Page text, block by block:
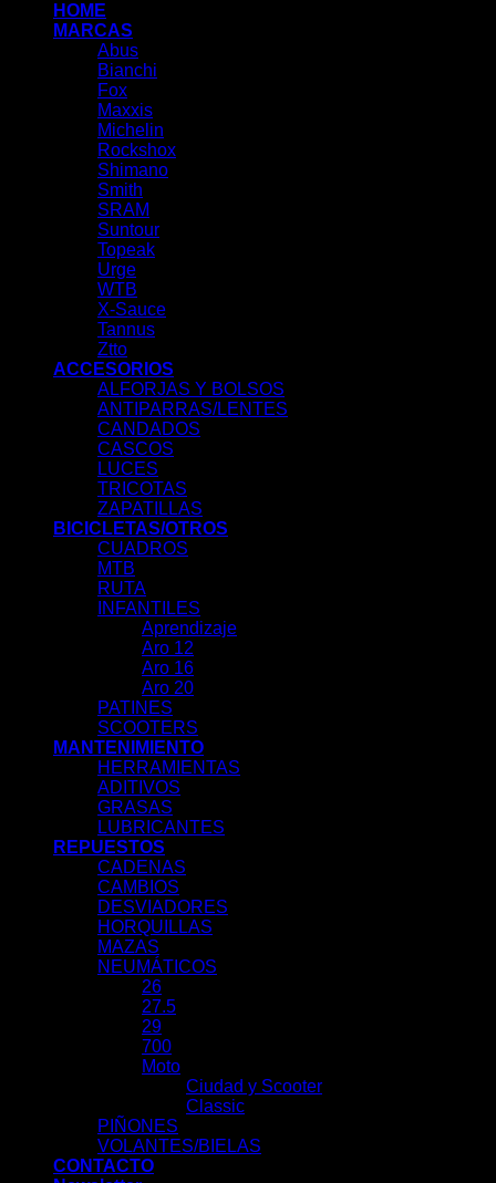
HOME
MARCAS
Abus
Bianchi
Fox
Maxxis
Michelin
Rockshox
Shimano
Smith
SRAM
Suntour
Topeak
Urge
WTB
X-Sauce
Tannus
Ztto
ACCESORIOS
ALFORJAS Y BOLSOS
ANTIPARRAS/LENTES
CANDADOS
CASCOS
LUCES
TRICOTAS
ZAPATILLAS
BICICLETAS/OTROS
CUADROS
MTB
RUTA
INFANTILES
Aprendizaje
Aro 12
Aro 16
Aro 20
PATINES
SCOOTERS
MANTENIMIENTO
HERRAMIENTAS
ADITIVOS
GRASAS
LUBRICANTES
REPUESTOS
CADENAS
CAMBIOS
DESVIADORES
HORQUILLAS
MAZAS
NEUMÁTICOS
26
27.5
29
700
Moto
Ciudad y Scooter
Classic
PIÑONES
VOLANTES/BIELAS
CONTACTO